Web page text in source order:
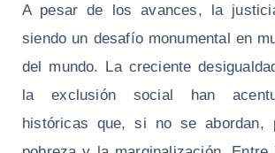
A pesar de los avances, la
siendo un desafío monumental en
del mundo. La creciente
la exclusión social han
históricas que, si no se abordan,